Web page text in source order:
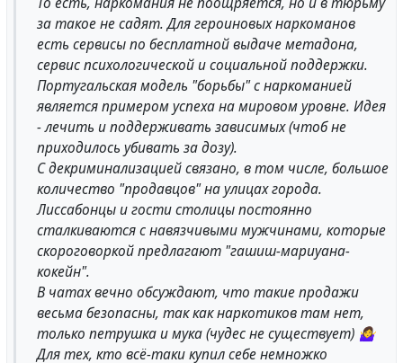
за такое не садят. Для героиновых наркоманов
есть сервисы по бесплатной выдаче метадона,
сервис психологической и социальной поддержки.
Португальская модель "борьбы" с наркоманией
является примером успеха на мировом уровне. Идея
- лечить и поддерживать зависимых (чтоб не
приходилось убивать за дозу).
С декриминализацией связано, в том числе, большое
количество "продавцов" на улицах города.
Лиссабонцы и гости столицы постоянно
сталкиваются с навязчивыми мужчинами, которые
скороговоркой предлагают "гашиш-мариуана-
кокейн".
В чатах вечно обсуждают, что такие продажи
весьма безопасны, так как наркотиков там нет,
только петрушка и мука (чудес не существует) 🤷‍♀️
Для тех, кто всё-таки купил себе немножко